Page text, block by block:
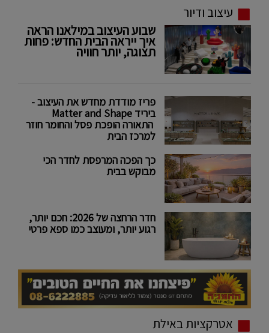
עיצוב ודיור
שבוע העיצוב במילאנו הראה
איך ייראה הבית החדש: פחות
תצוגה, יותר חוויה
פריז מודדת מחדש את העיצוב -
ביריד Matter and Shape
התאורה הופכת פסל והחומר חוזר
למרכז הבית
כך הפכה המרפסת לחדר הכי
מבוקש בבית
חדר הרחצה של 2026: חכם יותר,
רגוע יותר, ומעוצב כמו ספא פרטי
אטרקציות באילת